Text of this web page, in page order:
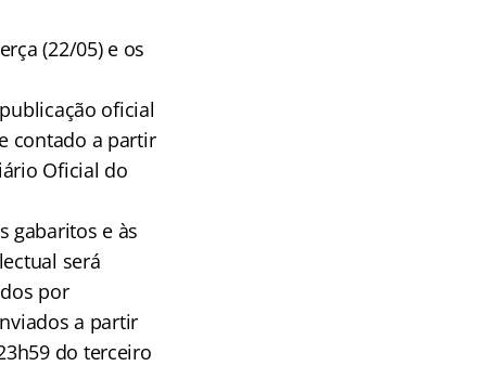
(22/05) e os
oficial
contado a partir
Oficial do
gabaritos e às
será
por
a partir
do terceiro